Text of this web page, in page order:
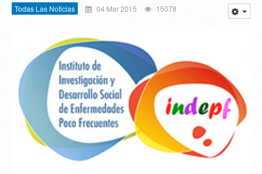
Todas Las Noticias 04 Mar 2015 15078